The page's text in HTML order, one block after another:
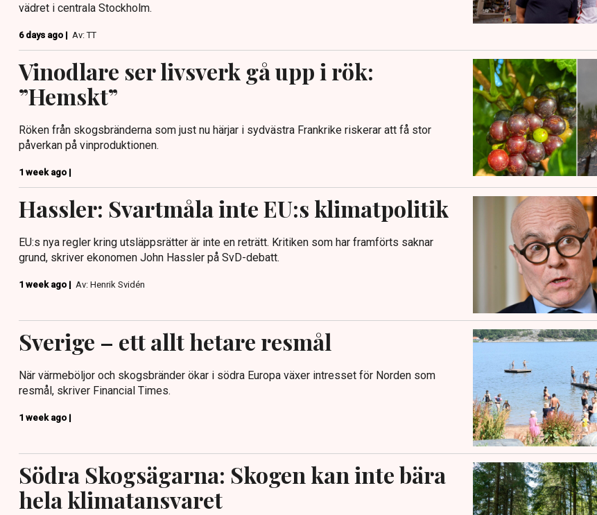
vädret i centrala Stockholm.
6 days ago | Av: TT
Vinodlare ser livsverk gå upp i rök:
”Hemskt”
Röken från skogsbränderna som just nu härjar i sydvästra Frankrike riskerar att få stor
påverkan på vinproduktionen.
1 week ago |
Hassler: Svartmåla inte EU:s klimatpolitik
EU:s nya regler kring utsläppsrätter är inte en reträtt. Kritiken som har framförts saknar
grund, skriver ekonomen John Hassler på SvD-debatt.
1 week ago | Av: Henrik Svidén
Sverige – ett allt hetare resmål
När värmeböljor och skogsbränder ökar i södra Europa växer intresset för Norden som
resmål, skriver Financial Times.
1 week ago |
Södra Skogsägarna: Skogen kan inte bära
hela klimatansvaret